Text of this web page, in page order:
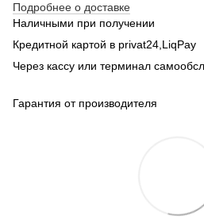
Подробнее о доставке
Наличными при получении
Кредитной картой в privat24,LiqPay
Через кассу или терминал
Гарантия от производителя